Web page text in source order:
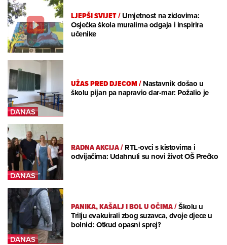
LJEPŠI SVIJET/Umjetnost na zidovima:
Osječka škola muralima odgaja i inspirira
učenike
UŽAS PRED DJECOM/Nastavnik došao u
školu pijan pa napravio dar-mar: Požalio je
RADNA AKCIJA/RTL-ovci s kistovima i
odvijačima: Udahnuli su novi život OŠ Prečko
PANIKA, KAŠALJ I BOL U OČIMA/Školu u
Trilju evakuirali zbog suzavca, dvoje djece u
bolnici: Otkud opasni sprej?